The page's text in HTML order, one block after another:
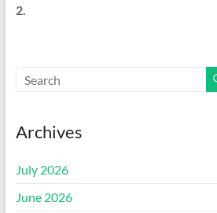
2.
Archives
July 2026
June 2026